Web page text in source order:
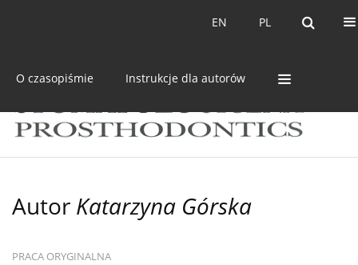
PL
EN PL
EN
O czasopiśmie Instrukcje dla autorów
Autor Katarzyna Górska
PRACA ORYGINALNA